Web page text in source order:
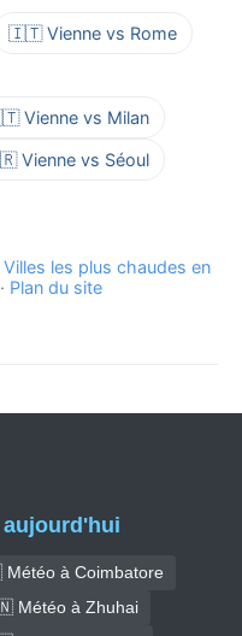
🇮🇹 Vienne vs Rome
Vienne vs Milan
Vienne vs Séoul
Villes les plus chaudes en
· Plan du site
à Coimbatore
Météo à Zhuhai